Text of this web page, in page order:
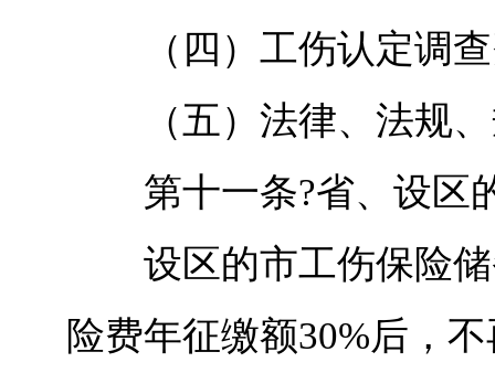
（四）工伤认定调查
（五）法律、法规、
第十一条?省、设区
设区的市工伤保险储
险费年征缴额30%后，